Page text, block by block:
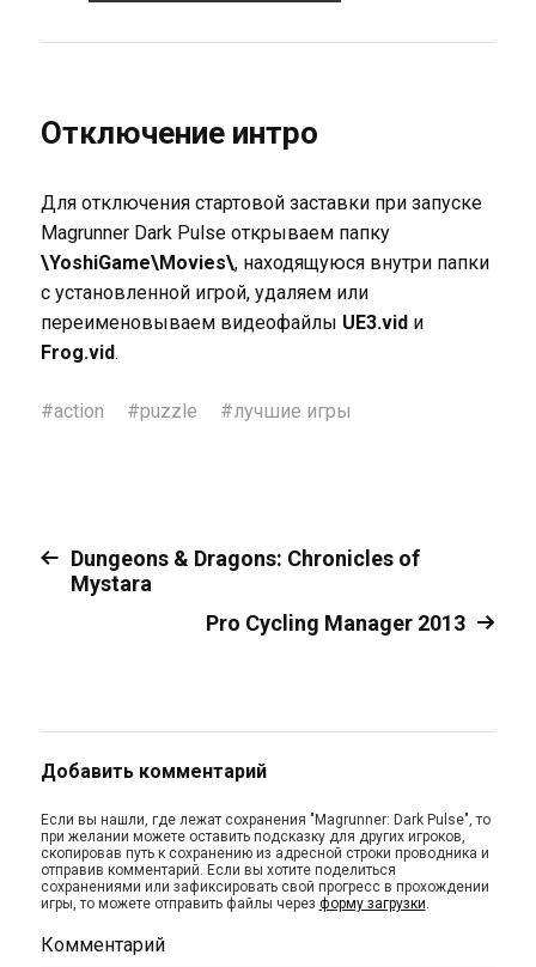
Отключение интро
Для отключения стартовой заставки при запуске
Magrunner Dark Pulse открываем папку
\YoshiGame\Movies\, находящуюся внутри папки
с установленной игрой, удаляем или
переименовываем видеофайлы UE3.vidи
Frog.vid.
#action #puzzle #лучшие игры
Dungeons & Dragons: Chronicles of
Mystara
Pro Cycling Manager 2013
Добавить комментарий
Если вы нашли, где лежат сохранения "Magrunner: Dark Pulse", то
при желании можете оставить подсказку для других игроков,
скопировав путь к сохранению из адресной строки проводника и
отправив комментарий. Если вы хотите поделиться
сохранениями или зафиксировать свой прогресс в прохождении
игры, то можете отправить файлы через форму загрузки.
Комментарий